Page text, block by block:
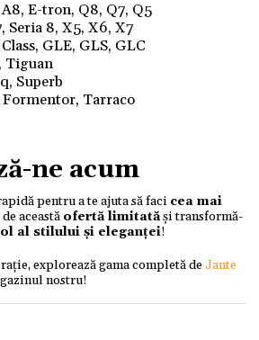
A8, E-tron, Q8, Q7, Q5
Seria 8, X5, X6, X7
Class, GLE, GLS, GLC
Tiguan
Superb
Formentor, Tarraco
ne acum
pentru a te ajuta să faci cea mai
această ofertă limitatăși transformă-
al stilului și eleganței!
explorează gama completă deJante
nostru!